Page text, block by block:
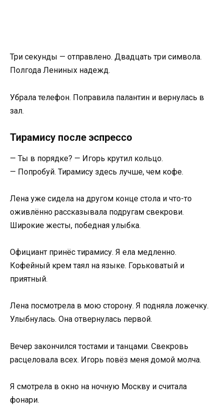
Три секунды — отправлено. Двадцать три символа.
Полгода Лениных надежд.
Убрала телефон. Поправила палантин и вернулась в
зал.
Тирамису после эспрессо
— Ты в порядке? — Игорь крутил кольцо.
— Попробуй. Тирамису здесь лучше, чем кофе.
Лена уже сидела на другом конце стола и что-то
оживлённо рассказывала подругам свекрови.
Широкие жесты, победная улыбка.
Официант принёс тирамису. Я ела медленно.
Кофейный крем таял на языке. Горьковатый и
приятный.
Лена посмотрела в мою сторону. Я подняла ложечку.
Улыбнулась. Она отвернулась первой.
Вечер закончился тостами и танцами. Свекровь
расцеловала всех. Игорь повёз меня домой молча.
Я смотрела в окно на ночную Москву и считала
фонари.